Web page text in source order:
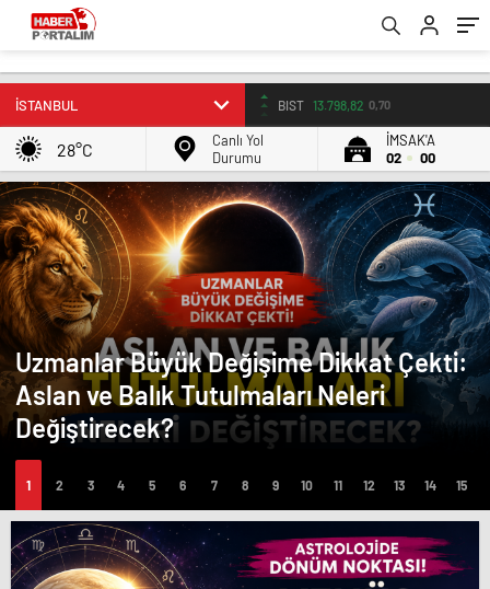
BIST 13.798,82 0,70
28°C
Canlı Yol
Durumu
İMSAK'A
02
00
Uzmanlar Büyük Değişime Dikkat Çekti:
Aslan ve Balık Tutulmaları Neleri
Değiştirecek?